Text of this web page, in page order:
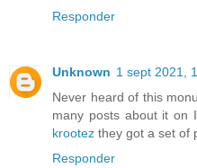
Responder
Unknown 1 sept 2021,
Never heard of this
many posts about it on
krootez they got a set of
Responder